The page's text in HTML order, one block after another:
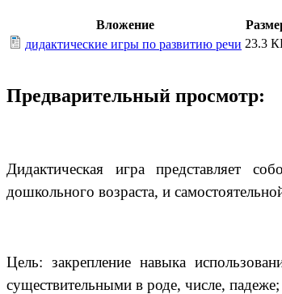
Вложение
дидактические игры по развитию речи 23.3
Предварительный просмотр:
Дидактическая игра представляет
дошкольного возраста, и
Цель: закрепление навыка
существительными в роде, числе,